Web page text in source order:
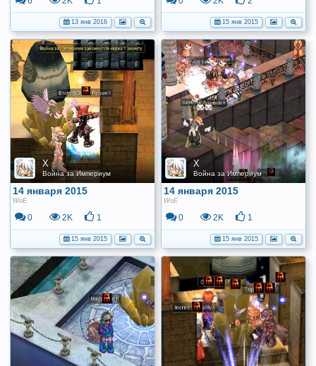
13 янв 2016 15 янв 2015
X
Война за Империум
14 января 2015
WoE
0 2K 1
15 янв 2015
X
Война за Империум
14 января 2015
WoE
0 2K 1
15 янв 2015